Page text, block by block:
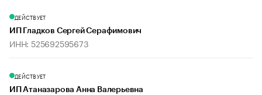
ДЕЙСТВУЕТ
ИП Гладков Сергей Серафимович
ИНН: 525692595673
ДЕЙСТВУЕТ
ИП Атаназарова Анна Валерьевна